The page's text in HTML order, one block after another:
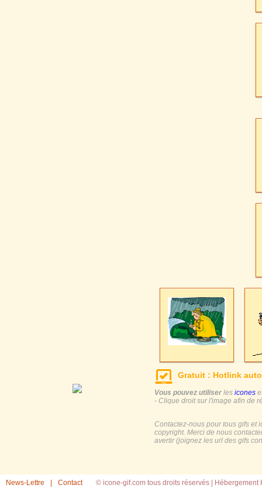
Gratuit : Hotlink
Vous pouvez utiliser les icones
- Clique droit sur l'image afin de
Contactez-nous pour tous gifs et
copyright. Merci de nous
avertir (joignez les url des gifs
News-Lettre Contact © icone-gif.com tous droits réservés | Hébergement